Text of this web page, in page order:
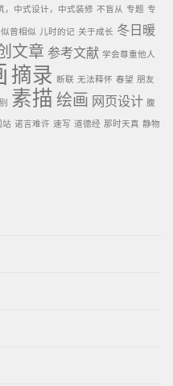
，中式设计，中式装修 不盲从 专题 专
似曾相似 儿时的记 关于成长 冬日暖
文章 参考文献 学会尊重他人
摘录 断联 无法释怀 春望 朋友
素描 绘画 网页设计 腹
站 诺言难许 速写 道德经 那时天真 静物